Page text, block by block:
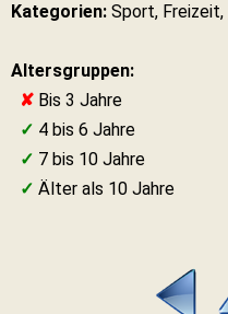
Kategorien: Sport, Freizeit,
Altersgruppen:
✘ Bis 3 Jahre
✓ 4 bis 6 Jahre
✓ 7 bis 10 Jahre
✓ Älter als 10 Jahre